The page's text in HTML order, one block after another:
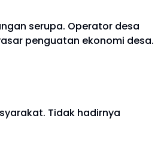
serupa. Operator desa
penguatan ekonomi desa.
Tidak hadirnya